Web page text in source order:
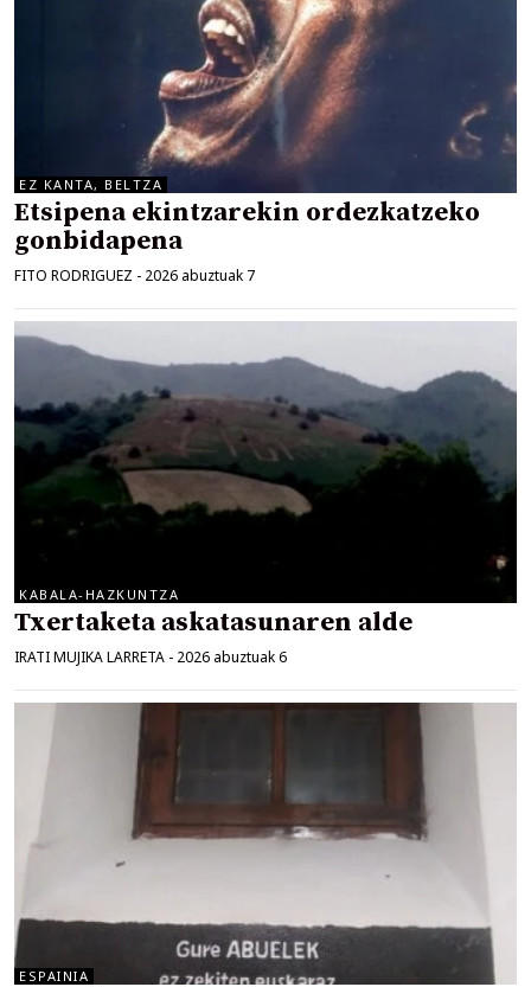
EZ KANTA, BELTZA
Etsipena ekintzarekin ordezkatzeko
gonbidapena
FITO RODRIGUEZ - 2026 abuztuak 7
KABALA-HAZKUNTZA
Txertaketa askatasunaren alde
IRATI MUJIKA LARRETA - 2026 abuztuak 6
ESPAINIA